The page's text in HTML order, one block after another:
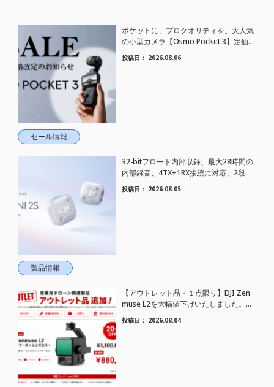
セール情報
ポケットに、プロクオリティを。大人気
の小型カメラ【Osmo Pocket 3】定価が
さらにお値下げされました！
投稿日： 2026.08.06
製品情報
32-bitフロート内部収録、最大28時間の
内部録音、4TX+1RX接続に対応、2段階
AIノイズキャンセリング搭載｜コンパク
トワイヤレスマイク DJI Mic Mini 2S 登場
投稿日： 2026.08.05
【アウトレット品・１点限り】DJI Zen
muse L2を大幅値下げいたしました。｜
HELICAM STORE
投稿日： 2026.08.04